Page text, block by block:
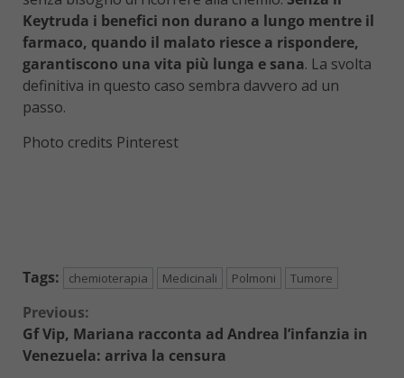
Keytruda i benefici non durano a lungo mentre il
farmaco, quando il malato riesce a rispondere,
garantiscono una vita più lunga e sana. La svolta
definitiva in questo caso sembra davvero ad un
passo.
Photo credits Pinterest
Tags: chemioterapia Medicinali Polmoni Tumore
Continue
Reading
Previous:
Gf Vip, Mariana racconta ad Andrea l’infanzia in
Venezuela: arriva la censura